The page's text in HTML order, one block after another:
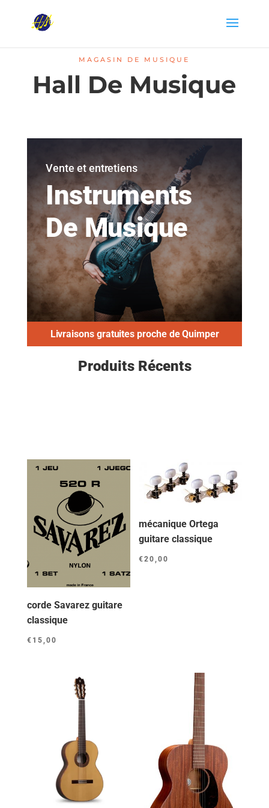
MAGASIN DE MUSIQUE
Hall De Musique
Vente et entretiens
Instruments
De Musique
Livraisons gratuites proche de Quimper
Produits Récents
corde Savarez guitare
classique
€ 15,00
mécanique Ortega
guitare classique
€20,00